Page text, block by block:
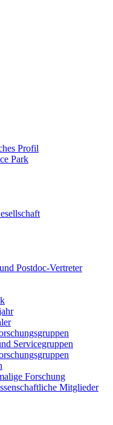
Profil
Park
Postdoc-Vertreter
Servicegruppen
Forschung
Mitglieder